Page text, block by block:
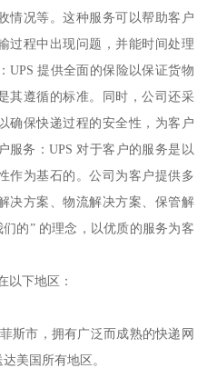
情况等。这种服务可以帮助客户
过程中出现问题，并能时间处理
UPS 提供全面的保险以保证货物
其遵循的标准。同时，公司还采
确保快递过程的安全性，为客户
服务：UPS 对于客户的服务是以
作为基石的。公司为客户提供多
决方案、物流解决方案、保管解
的” 的理念，以优质的服务为客
以下地区：
斯市，拥有广泛而成熟的快递网
美国所有地区。